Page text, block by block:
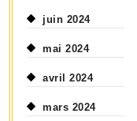
juin 2024
mai 2024
avril 2024
mars 2024